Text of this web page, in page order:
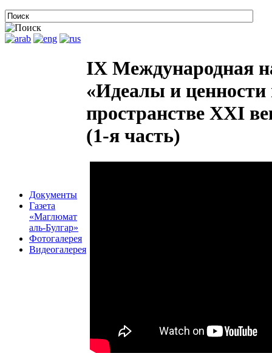
Документы
Газета
«Маглюмат
аль-Булгар»
Фотогалерея
Видеогалерея
IX Международная
«Идеалы и ценности
пространстве XXI
(1-я часть)